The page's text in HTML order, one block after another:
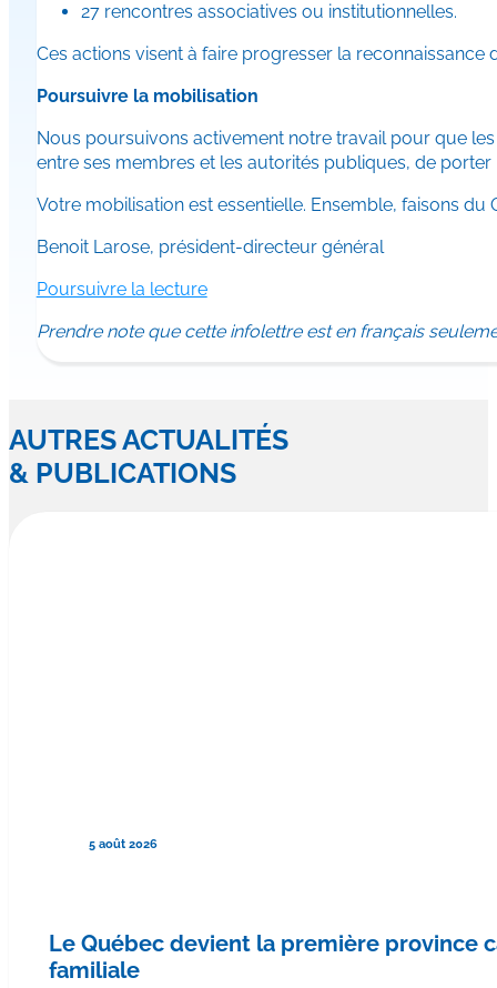
27 rencontres associatives ou institutionnelles.
Ces actions visent à faire progresser la
Poursuivre la mobilisation
Nous poursuivons activement notre travail pour que
entre ses membres et les autorités publiques, de porter
Votre mobilisation est essentielle. Ensemble, faisons
Benoit Larose, président-directeur général
Poursuivre la lecture
Prendre note que cette infolettre est en français
AUTRES ACTUALITÉS
& PUBLICATIONS
5 août 2026
Le Québec devient la première province
familiale